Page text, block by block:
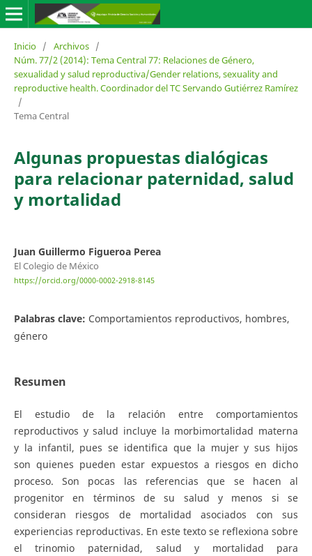
Inicio / Archivos /
Núm. 77/2 (2014): Tema Central 77: Relaciones de Género,
sexualidad y salud reproductiva/Gender relations, sexuality and
reproductive health. Coordinador del TC Servando Gutiérrez Ramírez
/
Tema Central
Algunas propuestas dialógicas
para relacionar paternidad, salud
y mortalidad
Juan Guillermo Figueroa Perea
El Colegio de México
https://orcid.org/0000-0002-2918-8145
Palabras clave: Comportamientos reproductivos, hombres,
género
Resumen
El estudio de la relación entre comportamientos
reproductivos y salud incluye la morbimortalidad materna
y la infantil, pues se identifica que la mujer y sus hijos
son quienes pueden estar expuestos a riesgos en dicho
proceso. Son pocas las referencias que se hacen al
progenitor en términos de su salud y menos si se
consideran riesgos de mortalidad asociados con sus
experiencias reproductivas. En este texto se reflexiona sobre
el trinomio paternidad, salud y mortalidad para